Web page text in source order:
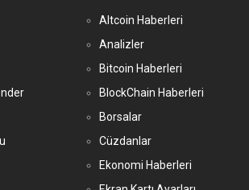
Altcoin Haberleri
Analizler
Bitcoin Haberleri
BlockChain Haberleri
Borsalar
Cüzdanlar
Ekonomi Haberleri